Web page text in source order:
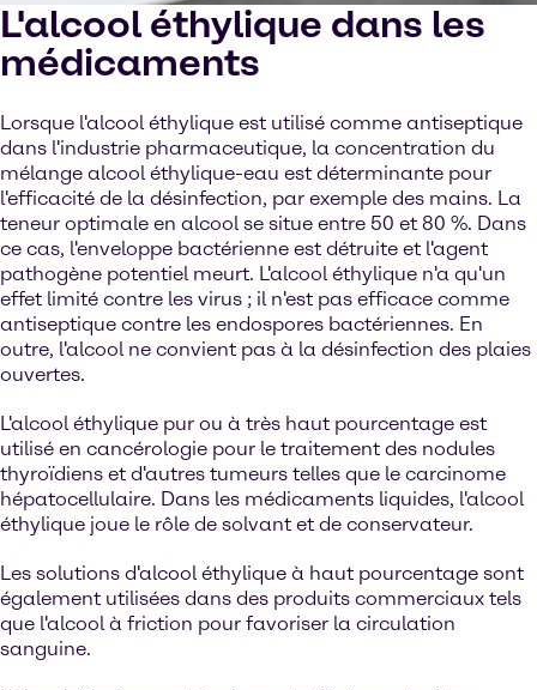
L'alcool éthylique dans les
médicaments
Lorsque l'alcool éthylique est utilisé comme antiseptique
dans l'industrie pharmaceutique, la concentration du
mélange alcool éthylique-eau est déterminante pour
l'efficacité de la désinfection, par exemple des mains. La
teneur optimale en alcool se situe entre 50 et 80 %. Dans
ce cas, l'enveloppe bactérienne est détruite et l'agent
pathogène potentiel meurt. L'alcool éthylique n'a qu'un
effet limité contre les virus ; il n'est pas efficace comme
antiseptique contre les endospores bactériennes. En
outre, l'alcool ne convient pas à la désinfection des plaies
ouvertes.
L'alcool éthylique pur ou à très haut pourcentage est
utilisé en cancérologie pour le traitement des nodules
thyroïdiens et d'autres tumeurs telles que le carcinome
hépatocellulaire. Dans les médicaments liquides, l'alcool
éthylique joue le rôle de solvant et de conservateur.
Les solutions d'alcool éthylique à haut pourcentage sont
également utilisées dans des produits commerciaux tels
que l'alcool à friction pour favoriser la circulation
sanguine.